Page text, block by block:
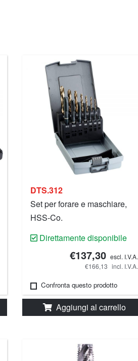
DTS.312
Set per forare e maschiare,
HSS-Co.
Direttamente disponibile
€137,30 escl. I.V.A.
€166,13 incl. I.V.A.
Confronta questo prodotto
Aggiungi al carrello